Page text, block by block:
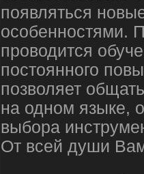
появляться
особенностями.
проводится
постоянного
позволяет
на одном языке,
выбора
От всей души